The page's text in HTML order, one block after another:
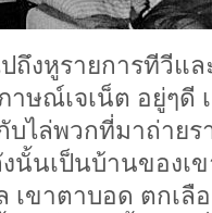
ปถึงหูรายการทีวีแ
ษณ์เจเน็ต อยู่ๆดี
บไล่พวกที่มาถ่ายร
นั้นเป็นบ้านของเ
เขาตาบอด ตกเ